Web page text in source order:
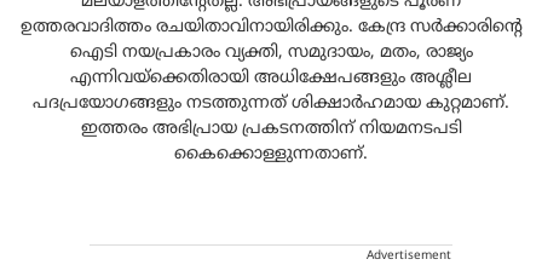
ഉത്തരവാദിത്തം രചയിതാവിനായിരിക്കും. കേന്ദ്ര സർക്കാരിന്റെ
ഐടി നയപ്രകാരം വ്യക്തി, സമുദായം, മതം, രാജ്യം
എന്നിവയ്ക്കെതിരായി അധിക്ഷേപങ്ങളും അശ്ലീല
പദപ്രയോഗങ്ങളും നടത്തുന്നത് ശിക്ഷാർഹമായ കുറ്റമാണ്.
ഇത്തരം അഭിപ്രായ പ്രകടനത്തിന് നിയമനടപടി
കൈക്കൊള്ളുന്നതാണ്.
Advertisement